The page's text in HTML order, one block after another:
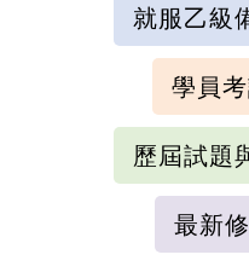
就服乙級
學員
歷屆試題
最新